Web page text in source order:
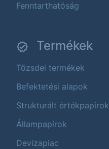
Fenntarthatóság
Termékek
Tőzsdei termékek
Befektetési alapok
Strukturált értékpapírok
Állampapírok
Devizapiac